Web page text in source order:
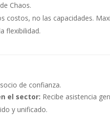
Chaos.
costos, no las capacidades.
flexibilidad.
de confianza.
el sector: Recibe asistencia
y unificado.